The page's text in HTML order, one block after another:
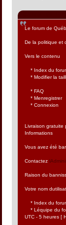
Le forum de
De la politique et
Vers le contenu
* Index du
* Modifier la
* FAQ
* Menregistrer
* Connexion
Livraison gratuite
Informations
Vous avez été
Contactez
Raison du
Votre nom
* Index du
* Léquipe du
UTC - 5 heures [